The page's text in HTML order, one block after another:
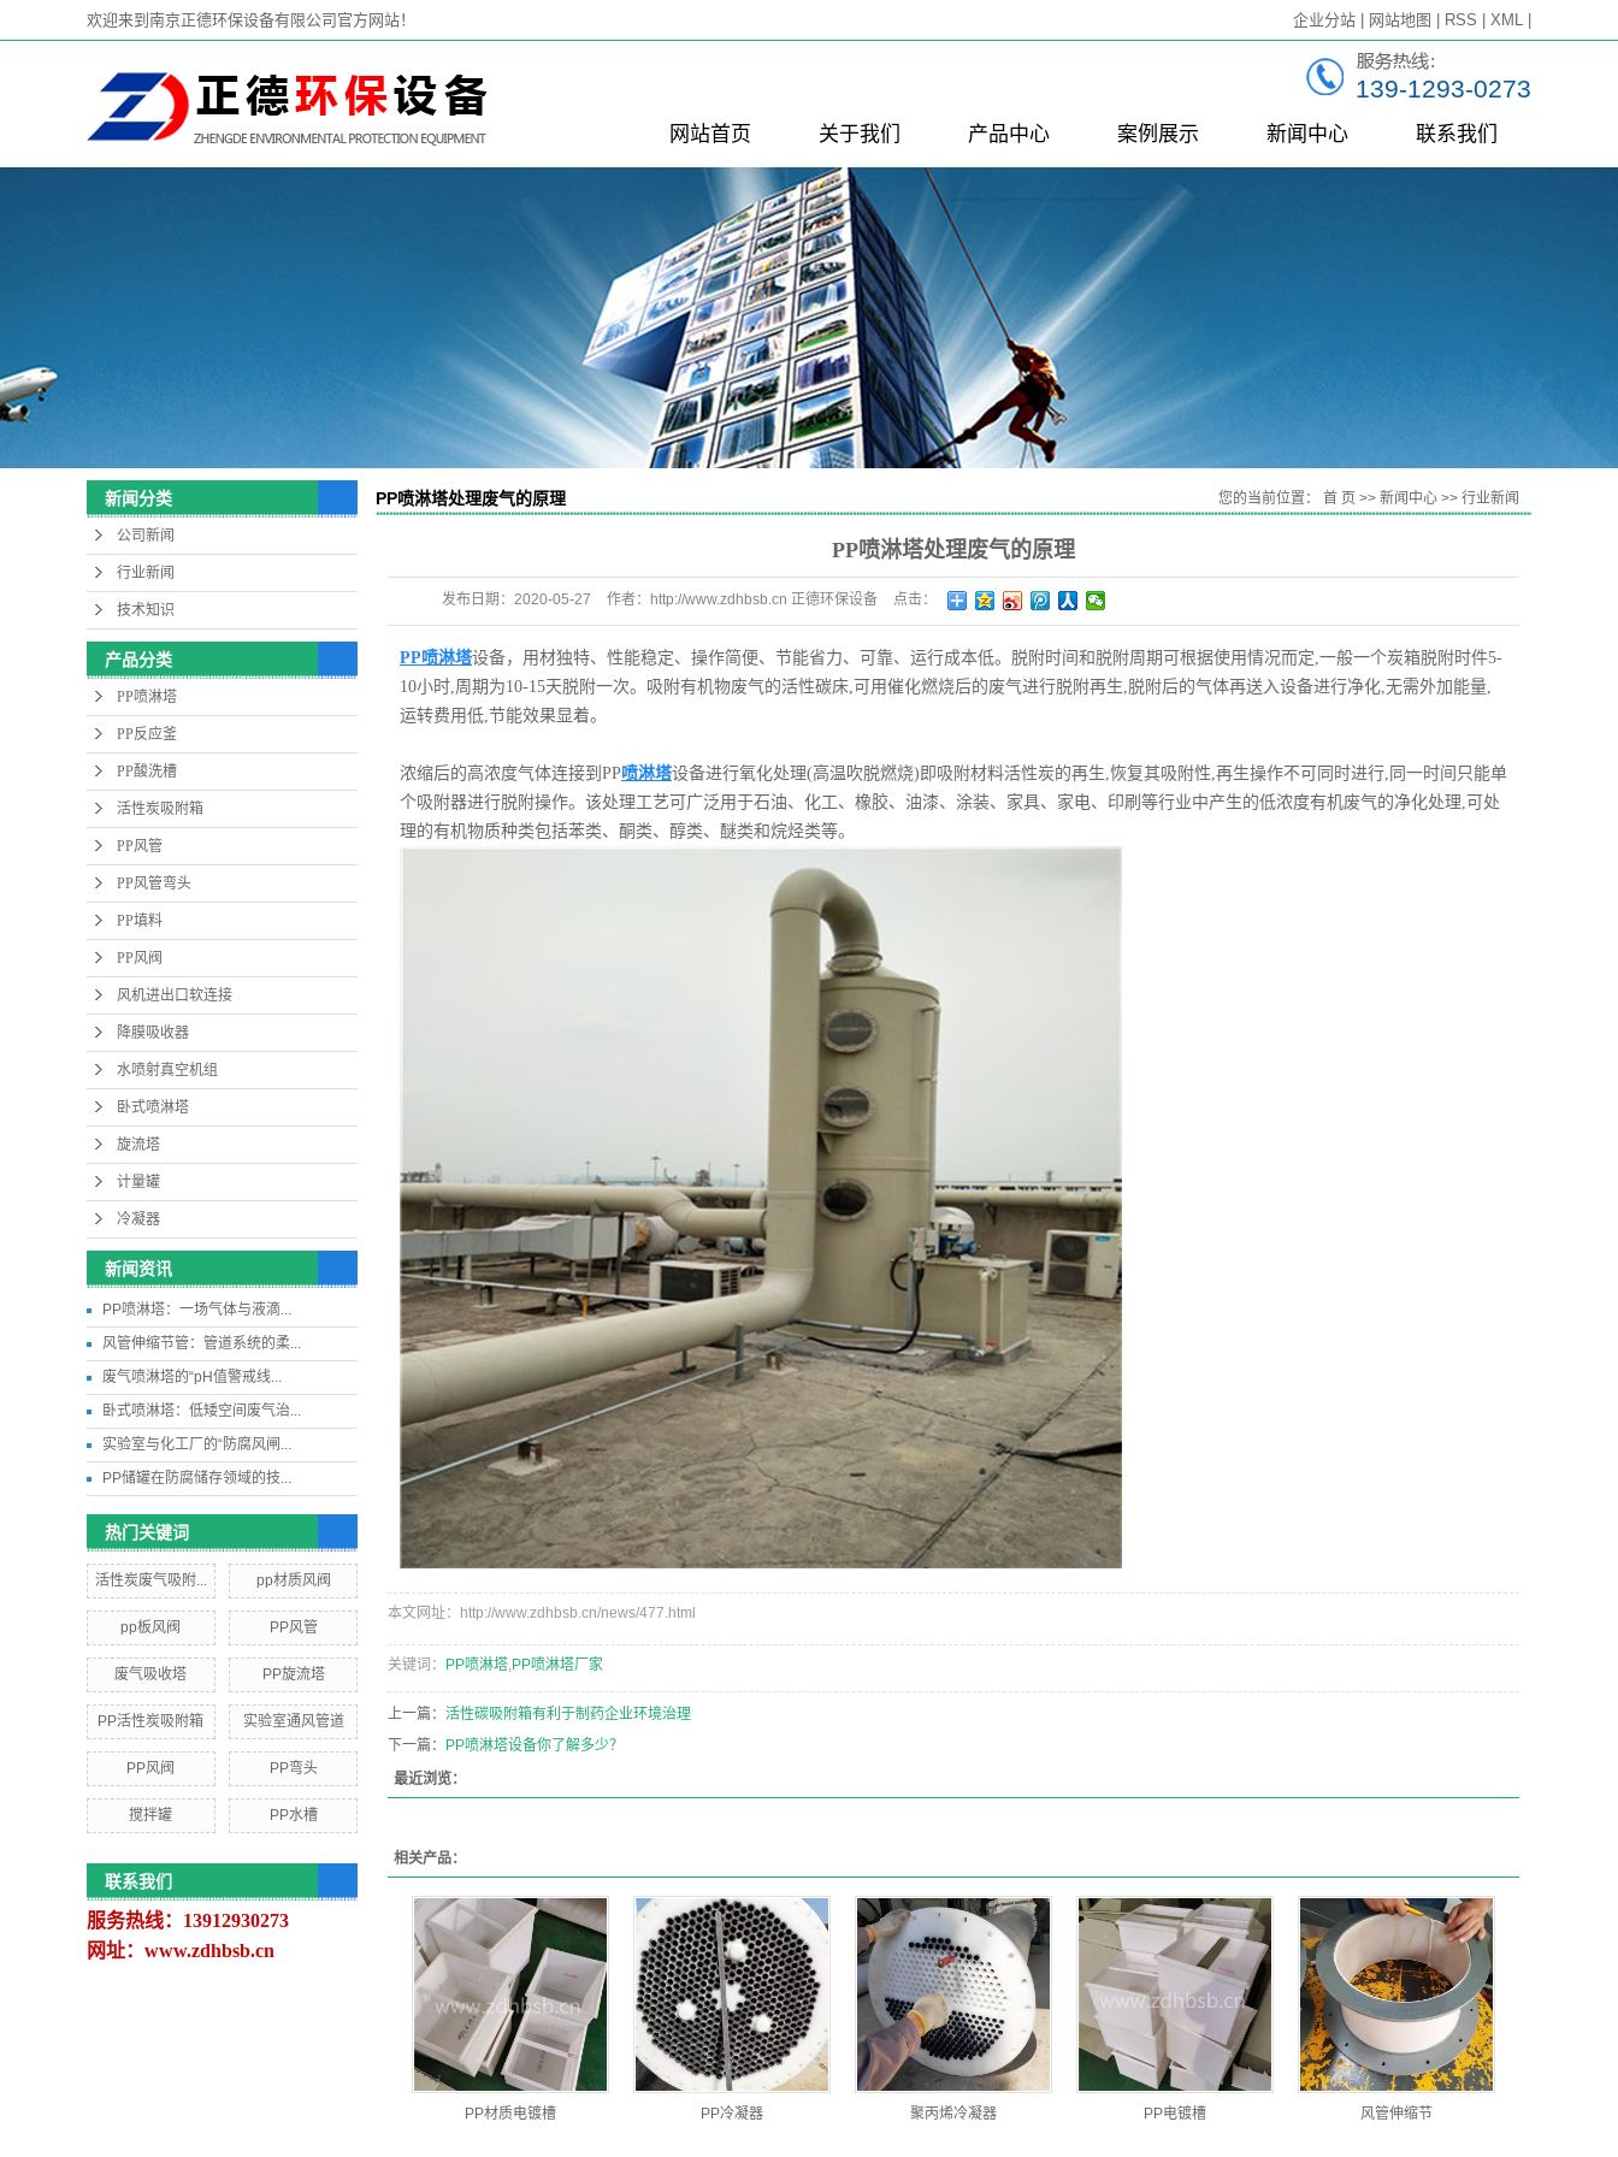
欢迎来到南京正德环保设备有限公司官方网站！ 企业分站 网站地图 RSS XML
139-1293-0273
网站首页
关于我们
公司简介
联系我们
产品中心
PP喷淋塔
PP酸洗槽
活性炭吸附箱
PP风管
PP风管弯头
PP填料
PP风阀
风机进出口软连
水喷射真空机组
旋流塔
冷凝器
案例展示
一级案例
新闻中心
公司新闻
联系我们
新闻分类
公司新闻
行业新闻
技术知识
产品分类
PP喷淋塔
PP反应釜
PP酸洗槽
活性炭吸附箱
PP风管
PP风管弯头
PP填料
PP风阀
风机进出口软连接
降膜吸收器
水喷射真空机组
卧式喷淋塔
旋流塔
计量罐
冷凝器
新闻资讯
PP喷淋塔：一场气体与液滴...
风管伸缩节管：管道系统的柔...
废气喷淋塔的“pH值警戒线...
卧式喷淋塔：低矮空间废气治...
实验室与化工厂的“防腐风闸...
PP储罐在防腐储存领域的技...
热门关键词
活性炭废气吸附... pp材质风阀
pp板风阀 PP风管
废气吸收塔 PP旋流塔
PP活性炭吸附箱 实验室通风管道
PP风阀 PP弯头
搅拌罐 PP水槽
联系我们
服务热线：13912930273
网址：www.zdhbsb.cn
PP喷淋塔处理废气的原理 您的当前位置： 首 页 >> 新闻中心 >> 行业新闻
PP喷淋塔处理废气的原理
发布日期： 2020-05-27 作者： http://www.zdhbsb.cn 正德环保设备
点击：
263
PP喷淋塔设备，用材独特、性能稳定、操作简便、节能省力、可靠、运行成本低。脱附时间和脱附周期可根据使用情况而定,一般一个炭箱脱附时件5-
10小时,周期为10-15天脱附一次。吸附有机物废气的活性碳床,可用催化燃烧后的废气进行脱附再生,脱附后的气体再送入设备进行净化,无需外加能量,
运转费用低,节能效果显着。
浓缩后的高浓度气体连接到PP喷淋塔设备进行氧化处理(高温吹脱燃烧)即吸附材料活性炭的再生,恢复其吸附性,再生操作不可同时进行,同一时间只能单
个吸附器进行脱附操作。该处理工艺可广泛用于石油、化工、橡胶、油漆、涂装、家具、家电、印刷等行业中产生的低浓度有机废气的净化处理,可处
理的有机物质种类包括苯类、酮类、醇类、醚类和烷烃类等。
本文网址：http://www.zdhbsb.cn/news/477.html
关键词： PP喷淋塔,PP喷淋塔厂家
上一篇： 活性碳吸附箱有利于制药企业环境治理
下一篇：
PP喷淋塔设备你了解多少？
最近浏览：
相关产品：
PP材质电镀槽 PP冷凝器 聚丙烯冷凝器 PP电镀槽 风管伸缩节